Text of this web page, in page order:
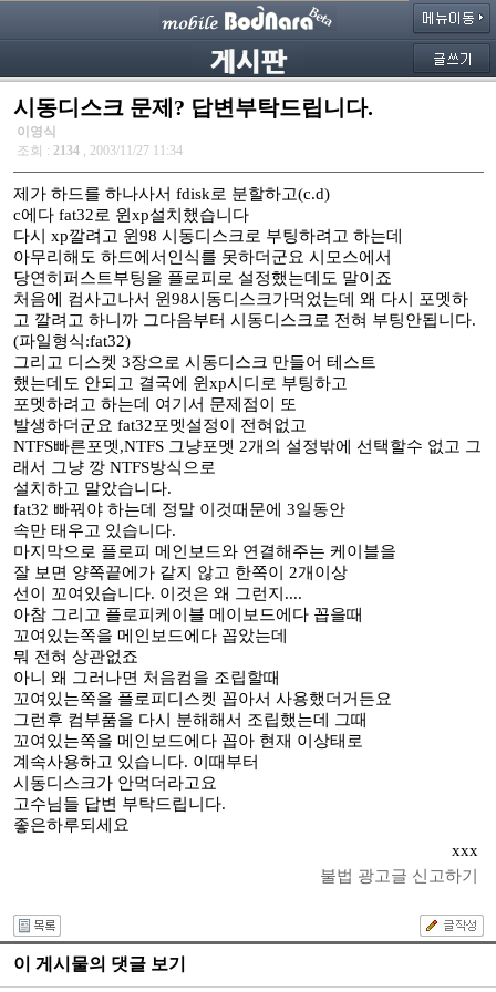
시동디스크 문제? 답변부탁드립니다.
이영식
조회 : 2134 , 2003/11/27 11:34
제가 하드를 하나사서 fdisk로 분할하고(c.d)
c에다 fat32로 윈xp설치했습니다
다시 xp깔려고 윈98 시동디스크로 부팅하려고 하는데
아무리해도 하드에서인식를 못하더군요 시모스에서
당연히퍼스트부팅을 플로피로 설정했는데도 말이죠
처음에 컴사고나서 윈98시동디스크가먹었는데 왜 다시 포멧하
고 깔려고 하니까 그다음부터 시동디스크로 전혀 부팅안됩니다.
(파일형식:fat32)
그리고 디스켓 3장으로 시동디스크 만들어 테스트
했는데도 안되고 결국에 윈xp시디로 부팅하고
포멧하려고 하는데 여기서 문제점이 또
발생하더군요 fat32포멧설정이 전혀없고
NTFS빠른포멧,NTFS 그냥포멧 2개의 설정밖에 선택할수 없고 그
래서 그냥 깡 NTFS방식으로
설치하고 말았습니다.
fat32 빠꿔야 하는데 정말 이것때문에 3일동안
속만 태우고 있습니다.
마지막으로 플로피 메인보드와 연결해주는 케이블을
잘 보면 양쪽끝에가 같지 않고 한쪽이 2개이상
선이 꼬여있습니다. 이것은 왜 그런지....
아참 그리고 플로피케이블 메이보드에다 꼽을때
꼬여있는쪽을 메인보드에다 꼽았는데
뭐 전혀 상관없죠
아니 왜 그러나면 처음컴을 조립할때
꼬여있는쪽을 플로피디스켓 꼽아서 사용했더거든요
그런후 컴부품을 다시 분해해서 조립했는데 그때
꼬여있는쪽을 메인보드에다 꼽아 현재 이상태로
계속사용하고 있습니다. 이때부터
시동디스크가 안먹더라고요
고수님들 답변 부탁드립니다.
좋은하루되세요
xxx
불법 광고글 신고하기
이 게시물의 댓글 보기